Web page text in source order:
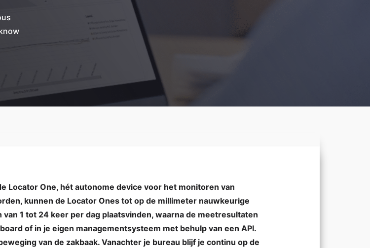
Locator One, hét autonome device voor het monitoren van
kunnen de Locator Ones tot op de millimeter nauwkeurige
1 tot 24 keer per dag plaatsvinden, waarna de meetresultaten
of in je eigen managementsysteem met behulp van een API.
van de zakbaak. Vanachter je bureau blijf je continu op de